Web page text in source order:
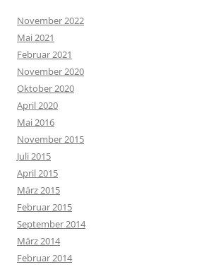
November 2022
Mai 2021
Februar 2021
November 2020
Oktober 2020
April 2020
Mai 2016
November 2015
Juli 2015
April 2015
März 2015
Februar 2015
September 2014
März 2014
Februar 2014